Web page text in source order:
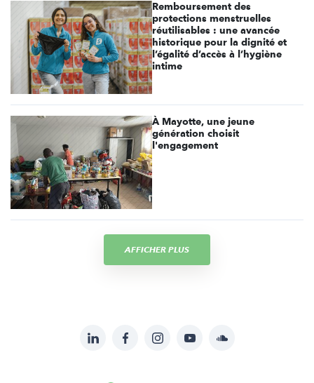
Remboursement des
protections menstruelles
réutilisables : une avancée
historique pour la dignité et
l’égalité d’accès à l’hygiène
intime
À Mayotte, une jeune
génération choisit
l'engagement
AFFICHER PLUS
LinkedInFacebookInstagramYouTubeSoundcloud